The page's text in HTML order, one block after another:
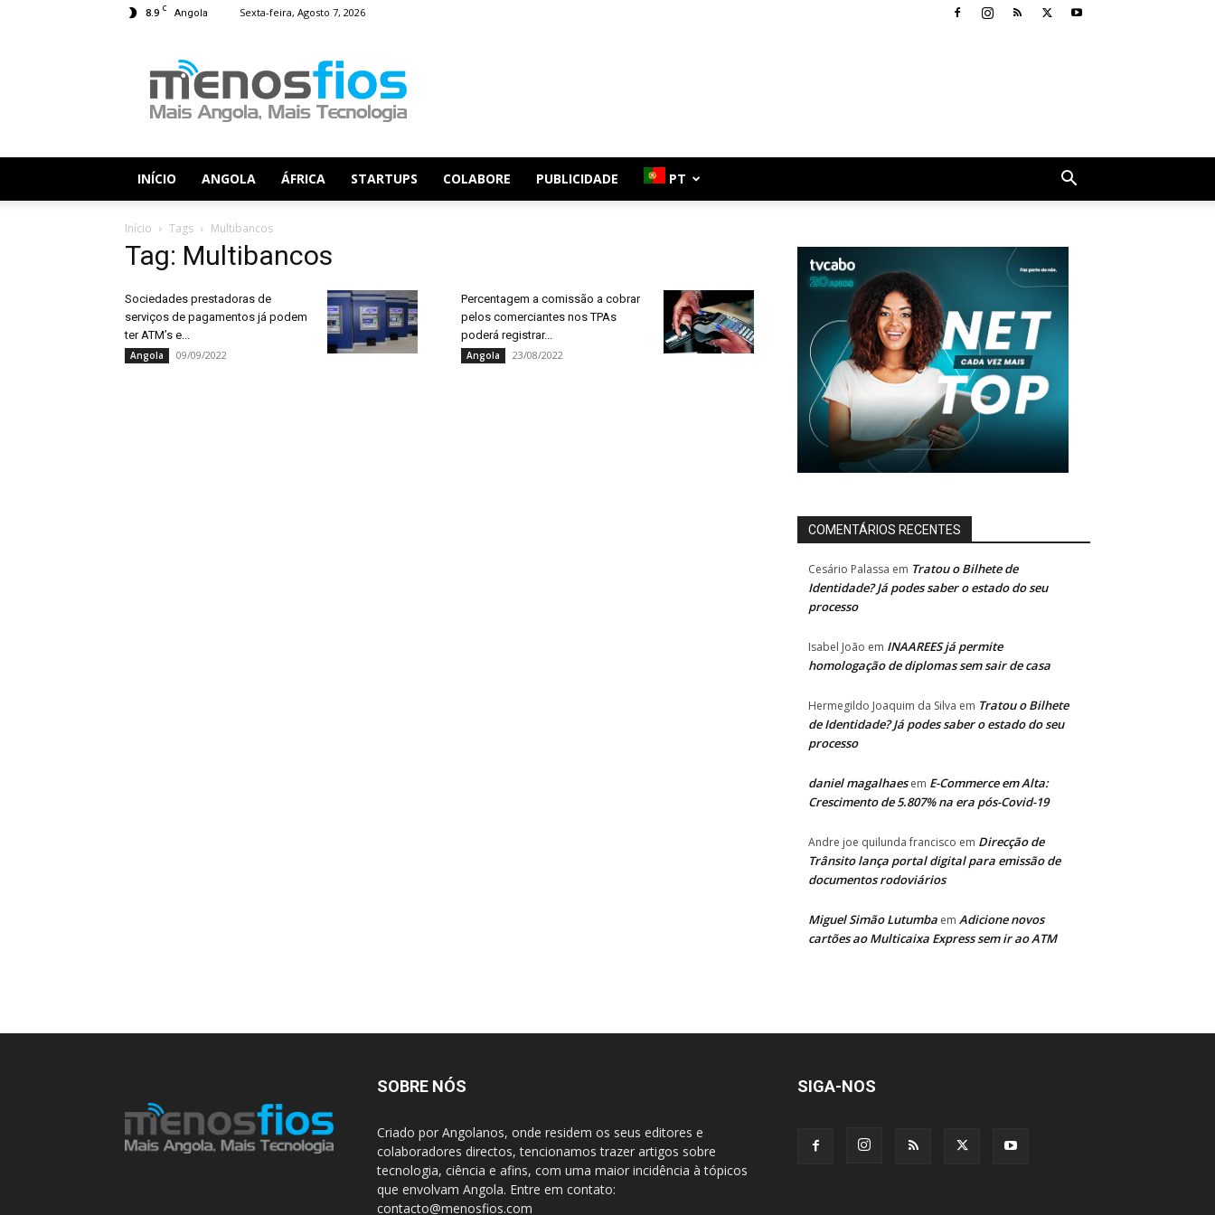
8.9 C Angola Sexta-feira, Agosto 7, 2026
Fios
INÍCIO ANGOLA ÁFRICA STARTUPS COLABORE PUBLICIDADE PT
Início Tags Multibancos
Tag: Multibancos
Sociedades prestadoras de
serviços de pagamentos já podem
ter ATM’s e...
Angola 09/09/2022
Percentagem a comissão a cobrar
pelos comerciantes nos TPAs
poderá registrar...
Angola 23/08/2022
COMENTÁRIOS RECENTES
Cesário Palassa em Tratou o Bilhete de
Identidade? Já podes saber o estado do seu
processo
Isabel João em INAAREES já permite
homologação de diplomas sem sair de casa
Hermegildo Joaquim da Silva em Tratou o Bilhete
de Identidade? Já podes saber o estado do seu
processo
daniel magalhaesem E-Commerce em Alta:
Crescimento de 5.807% na era pós-Covid-19
Andre joe quilunda francisco em Direcção de
Trânsito lança portal digital para emissão de
documentos rodoviários
Miguel Simão Lutumba em Adicione novos
cartões ao Multicaixa Express sem ir ao ATM
SOBRE NÓS
Criado por Angolanos, onde residem os seus editores e
colaboradores directos, tencionamos trazer artigos sobre
tecnologia, ciência e afins, com uma maior incidência à tópicos
que envolvam Angola. Entre em contato:
contacto@menosfios.com
SIGA-NOS